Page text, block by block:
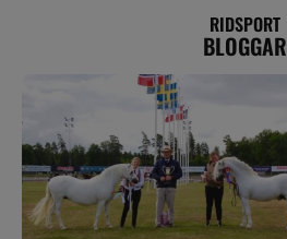
RIDSPORT
BLOGGAR